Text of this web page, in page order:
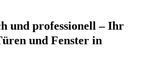
und professionell – Ihr
und Fenster in